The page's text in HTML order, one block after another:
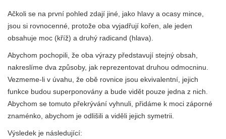
Ačkoli se na první pohled zdají jiné, jako hlavy a ocasy mince,
jsou si rovnocenné, protože oba vyjadřují kořen, ale jeden
obsahuje moc (kříž) a druhý radicand (hlava).
Abychom pochopili, že oba výrazy představují stejný obsah,
nakreslíme dva způsoby, jak reprezentovat druhou odmocninu.
Vezmeme-li v úvahu, že obě rovnice jsou ekvivalentní, jejich
funkce budou superponovány a bude vidět pouze jedna z nich.
Abychom se tomuto překrývání vyhnuli, přidáme k moci záporné
znaménko, abychom je odlišili a viděli jejich symetrii.
Výsledek je následující: